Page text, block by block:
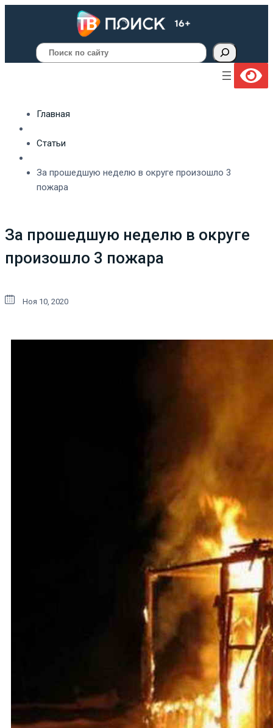
Поиск
Главная
Статьи
За прошедшую неделю в округе произошло 3
пожара
За прошедшую неделю в округе
произошло 3 пожара
Ноя 10, 2020